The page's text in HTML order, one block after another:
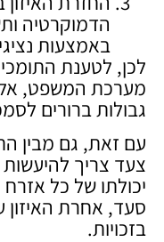
הדמוקרטיה
באמצעות
לכן, לטענת
מערכת המשפט,
גבולות ברורים
עם זאת, גם מבין
צעד צריך
יכולתו של כל
סעד, אחרת האיזון
בזכויות.